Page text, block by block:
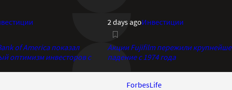
of America показал
оптимизм инвесторов с
2 days agoИнвестиции
Акции Fujifilm пережили
падение с 1974 года
ForbesLife